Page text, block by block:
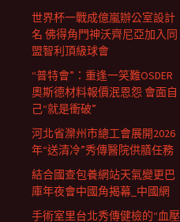
世界杯一戰成億嵐辦公室設計
名 佛得角門神沃齊尼亞加入同
盟智利頂級球會
“普特會”：重逢一笑難OSDER
奧斯德材料報價泯恩怨 會面自
己“就是衝破”
河北省灤州市總工會展開2026
年“送清冷”秀傳醫院供膳任務
結合國查包養網站天氣變更巴
庫年夜會中國角揭幕_中國網
手術室里台北秀傳健檢的“血壓